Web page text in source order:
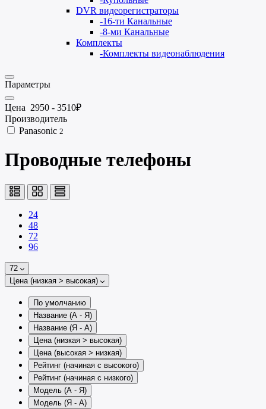
DVR видеорегистраторы
-16-ти Канальные
-8-ми Канальные
Комплекты
-Комплекты видеонаблюдения
Параметры
Цена 2950 - 3510₽
Производитель
Panasonic 2
Проводные телефоны
24
48
72
96
72
Цена (низкая > высокая)
По умолчанию
Название (А - Я)
Название (Я - А)
Цена (низкая > высокая)
Цена (высокая > низкая)
Рейтинг (начиная с высокого)
Рейтинг (начиная с низкого)
Модель (А - Я)
Модель (Я - А)